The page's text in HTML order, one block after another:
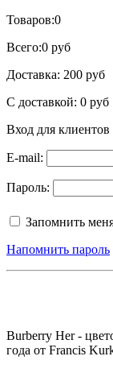
Товаров:0
Всего:0 руб
Доставка: 200 руб
С доставкой: 0 руб
Вход для клиентов
E-mail:
Пароль:
Запомнить
Напомнить пароль
Burberry Her -
года от Francis